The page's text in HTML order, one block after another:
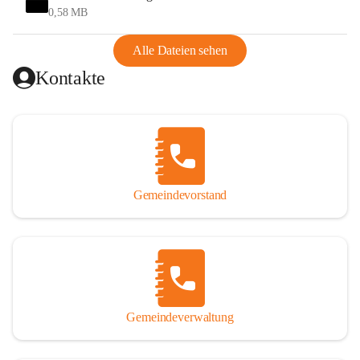
und Ungarn war. Dadurch war Wörterberg von Wörth
Aus diesem Grund war die Bevölkerung dazu gezwungen,
Schmuggel zu betreiben. Es kam oft zu nächtlichen
Überfällen und Schießereien. Erst mit dem Anschluss des
wirtschaftlich ging es bergauf. Dieser Aufschwung endete
1926. Es folgten Arbeitslosigkeit, Preissteigerung und
Unanbringlichkeit von Produkten. Daher wurde der
Anschluss an das Deutsche Reich begrüßt. Als der Zweite
Weltkrieg ausbrach, schwang die Stimmung um. Es starben
26 Männer an der Front, weitere 16 werden vermisst.
Von 1971 bis 1991 gehörte Wörterberg zur Gemeinde
Ollersdorf. Durch den Einsatz von mehreren Ortsansässigen
wurde Wörterberg 1991 wieder eine eigenständige
0,58 MB
Alle Dateien sehen
Kontakte
Gemeindevorstand
Gemeindeverwaltung